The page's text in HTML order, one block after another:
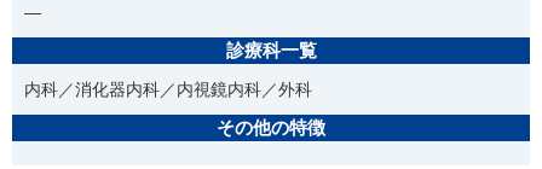
―
診療科一覧
内科／消化器内科／内視鏡内科／外科
その他の特徴